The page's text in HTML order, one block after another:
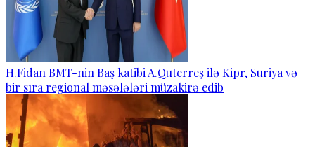
H.Fidan BMT-nin Baş katibi A.Quterreş ilə Kipr, Suriya və
bir sıra regional məsələləri müzakirə edib